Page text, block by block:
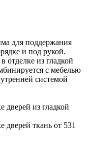
для поддержания
и под рукой.
отделке из гладкой
с мебелью
системой
дверей из гладкой
дверей ткань от 531